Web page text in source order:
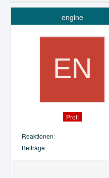
engine
Profi
Reaktionen
Beiträge